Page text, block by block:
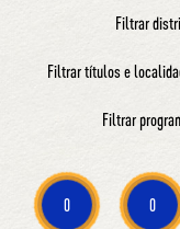
Filtrar
Filtrar títulos e
Filtrar
0 0